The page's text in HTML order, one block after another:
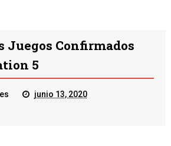
Juegos Confirmados
5
junio 13, 2020